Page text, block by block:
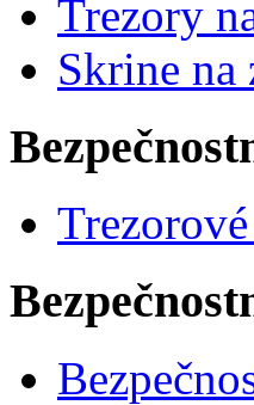
Trezory
Skrine na